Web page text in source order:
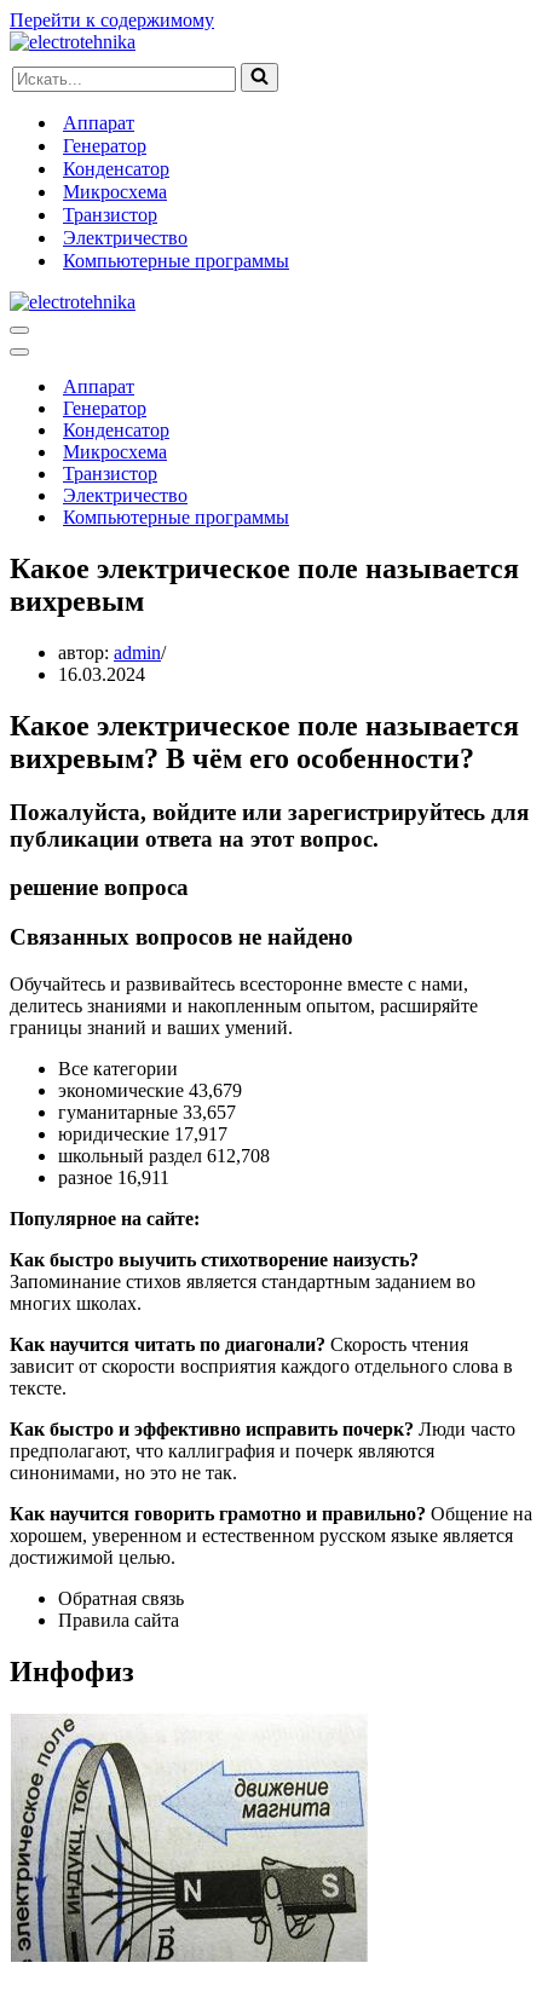
Перейти к содержимому
Искать...
Аппарат
Генератор
Конденсатор
Микросхема
Транзистор
Электричество
Компьютерные программы
Меню
навигации
Меню
навигацииАппарат
Генератор
Конденсатор
Микросхема
Транзистор
Электричество
Компьютерные программы
Какое электрическое поле называется
вихревым
автор: admin
16.03.2024
Какое электрическое поле называется
вихревым? В чём его особенности?
Пожалуйста, войдите или зарегистрируйтесь для
публикации ответа на этот вопрос.
решение вопроса
Связанных вопросов не найдено
Обучайтесь и развивайтесь всесторонне вместе с нами,
делитесь знаниями и накопленным опытом, расширяйте
границы знаний и ваших умений.
Все категории
экономические 43,679
гуманитарные 33,657
юридические 17,917
школьный раздел 612,708
разное 16,911
Популярное на сайте:
Как быстро выучить стихотворение наизусть?
Запоминание стихов является стандартным заданием во
многих школах.
Как научится читать по диагонали? Скорость чтения
зависит от скорости восприятия каждого отдельного слова в
тексте.
Как быстро и эффективно исправить почерк? Люди часто
предполагают, что каллиграфия и почерк являются
синонимами, но это не так.
Как научится говорить грамотно и правильно? Общение на
хорошем, уверенном и естественном русском языке является
достижимой целью.
Обратная связь
Правила сайта
Инфофиз